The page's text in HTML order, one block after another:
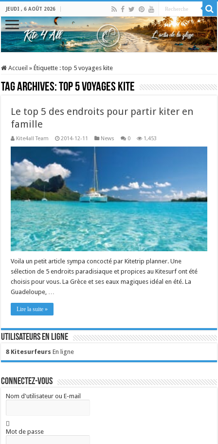
JEUDI , 6 AOÛT 2026
Accueil » Étiquette :top 5 voyages kite
Tag Archives:top 5 voyages kite
Le top 5 des endroits pour partir kiter en
famille
Kite4all Team 2014-12-11 News 0 1,453
Voila un petit article sympa concocté par Kitetrip planner. Une
sélection de 5 endroits paradisiaque et propices au Kitesurf ont été
choisis pour vous. La Grèce et ses eaux magiques idéal en été. La
Guadeloupe, …
Lire la suite »
Utilisateurs en ligne
8 Kitesurfeurs En ligne
Connectez-vous
Nom d'utilisateur ou E-mail
Mot de passe